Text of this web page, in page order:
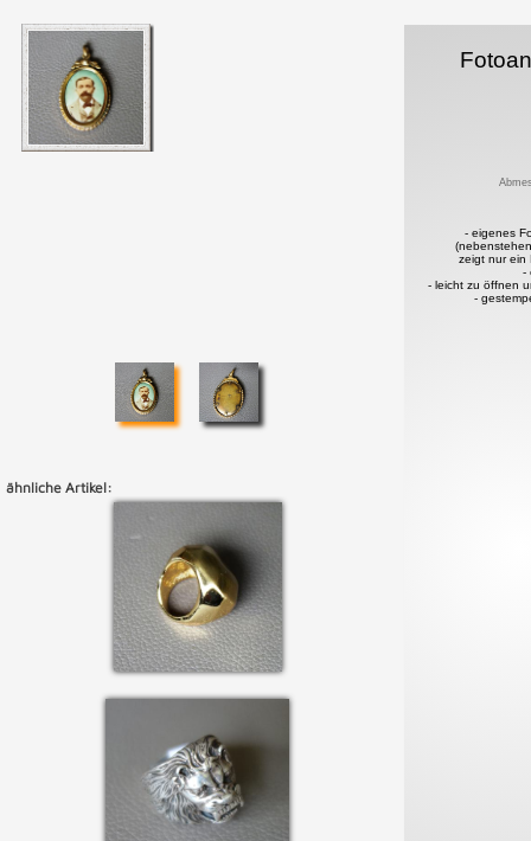
ähnliche Artikel:
- eigenes
zeigt nur ein
-
- leicht zu öffnen
-